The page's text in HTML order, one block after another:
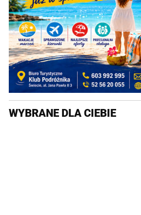
WYBRANE DLA CIEBIE